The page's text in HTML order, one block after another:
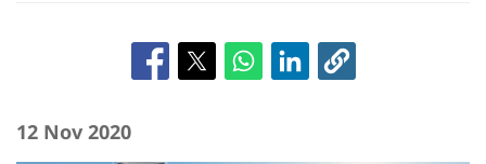
12 Nov 2020